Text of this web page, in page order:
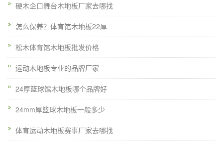
不同类型的木材，不同的特点，价格有很大的不同。消费者应该
硬木企口舞台木地板厂家去哪找
怎么保养？体育馆木地板22厚
松木体育馆木地板批发价格
运动木地板专业的品牌厂家
24厚篮球馆木地板哪个品牌好
24mm厚篮球木地板一般多少
体育运动木地板赛事厂家去哪找